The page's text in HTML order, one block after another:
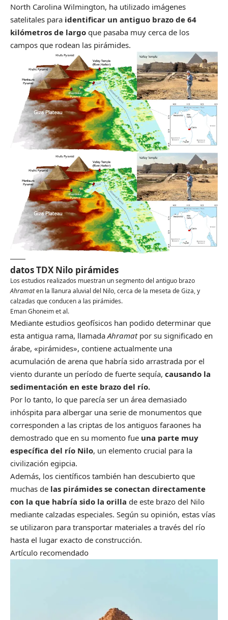
North Carolina Wilmington, ha utilizado imágenes
satelitales para identificar un antiguo brazo de 64
kilómetros de largo que pasaba muy cerca de los
campos que rodean las pirámides.
datos TDX Nilo pirámides
Los estudios realizados muestran un segmento del antiguo brazo
Ahramaten la llanura aluvial del Nilo, cerca de la meseta de Giza, y
calzadas que conducen a las pirámides.
Eman Ghoneim et al.
Mediante estudios geofísicos han podido determinar que
esta antigua rama, llamada Ahramat por su significado en
árabe, «pirámides», contiene actualmente una
acumulación de arena que habría sido arrastrada por el
viento durante un período de fuerte sequía, causando la
sedimentación en este brazo del río.
Por lo tanto, lo que parecía ser un área demasiado
inhóspita para albergar una serie de monumentos que
corresponden a las criptas de los antiguos faraones ha
demostrado que en su momento fue una parte muy
específica del río Nilo, un elemento crucial para la
civilización egipcia.
Además, los científicos también han descubierto que
muchas de las pirámides se conectan directamente
con la que habría sido la orilla de este brazo del Nilo
mediante calzadas especiales. Según su opinión, estas vías
se utilizaron para transportar materiales a través del río
hasta el lugar exacto de construcción.
Artículo recomendado